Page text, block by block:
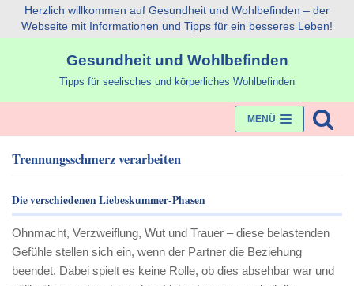
Zum
Herzlich willkommen auf Gesundheit und Wohlbefinden – der
Webseite mit Informationen und Tipps für ein besseres Leben!
Gesundheit und Wohlbefinden
Tipps für seelisches und körperliches Wohlbefinden
MENÜ
Trennungsschmerz verarbeiten
Die verschiedenen Liebeskummer-Phasen
Ohnmacht, Verzweiflung, Wut und Trauer – diese belastenden
Gefühle stellen sich ein, wenn der Partner die Beziehung
beendet. Dabei spielt es keine Rolle, ob dies absehbar war und